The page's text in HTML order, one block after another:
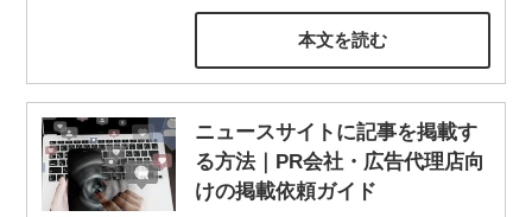
本文を読む
ニュースサイトに記事を掲載す
る方法｜PR会社・広告代理店向
けの掲載依頼ガイド